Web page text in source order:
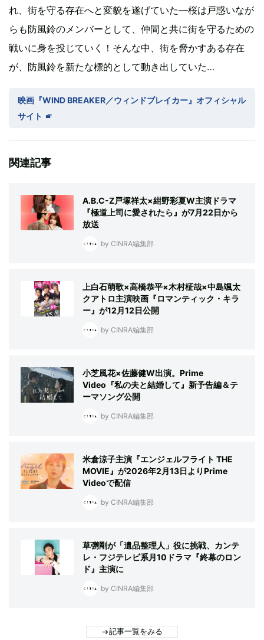
れ、街を守る存在へと変貌を遂げていた―桜は戸惑いなが
らも防風鈴のメンバーとして、仲間と共に街を守るための
戦いに身を投じていく！そんな中、街を脅かすある存在
が、防風鈴を新たな標的として動き出していた…
映画『WIND BREAKER／ウィンドブレイカー』オフィシャル
サイト
関連記事
A.B.C-Z戸塚祥太×紺野彩夏W主演ドラマ
『極道上司に愛されたら』が7月22日から
放送
by CINRA編集部
上白石萌歌×高橋恭平×木村柾哉×中島颯太
クアトロ主演映画『ロマンティック・キラ
ー』が12月12日公開
by CINRA編集部
小芝風花×佐藤健W出演。Prime
Video『私の夫と結婚して』新予告編＆テ
ーマソング公開
by CINRA編集部
米倉涼子主演『エンジェルフライト THE
MOVIE』が2026年2月13日よりPrime
Videoで配信
by CINRA編集部
草彅剛が「遺品整理人」役に挑戦、カンテ
レ・フジテレビ系月10ドラマ『終幕のロン
ド』主演に
by CINRA編集部
記事一覧をみる